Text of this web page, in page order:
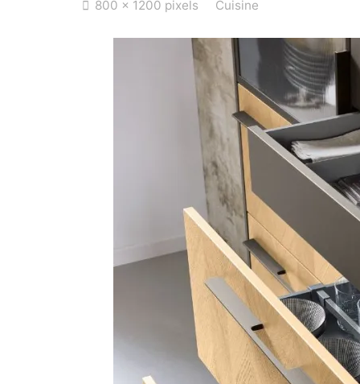
Full800 × 1200 pixels Cuisine